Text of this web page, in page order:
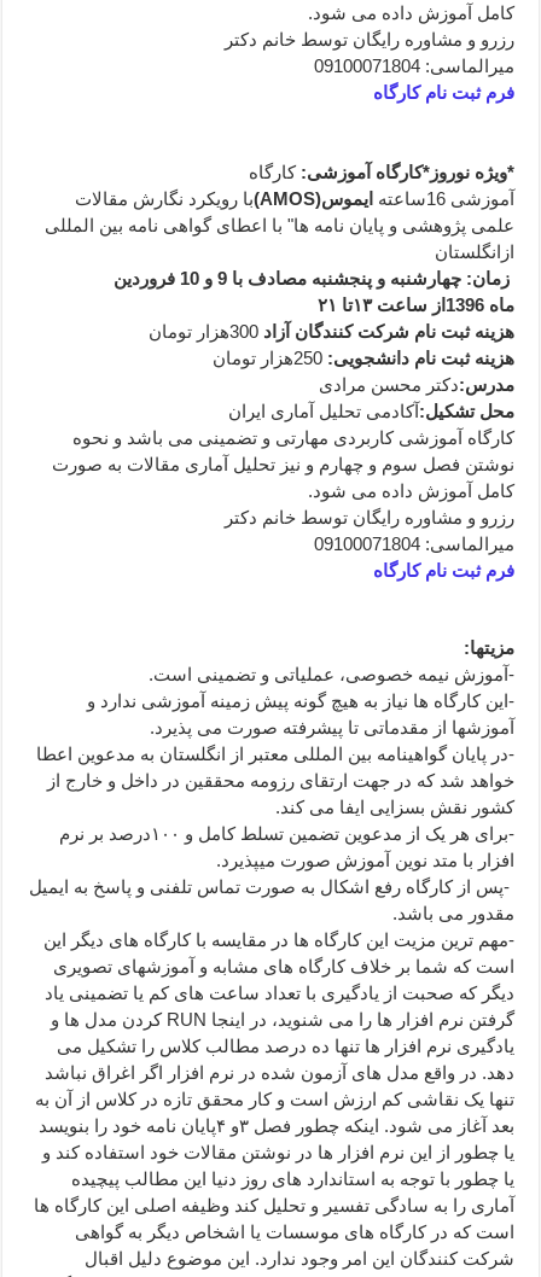
کامل آموزش داده می شود.
رزرو و مشاوره رایگان توسط خانم دکتر
میرالماسی: 09100071804
فرم ثبت نام کارگاه
*ویژه نوروز*کارگاه آموزشی: کارگاه
آموزشی 16ساعته
ایموس(AMOS)
با رویکرد نگارش مقالات
علمی پژوهشی و پایان نامه ها" با اعطای گواهی نامه بین المللی
ازانگلستان
زمان: چهارشنبه و پنجشنبه مصادف با
9 و 10 فروردین
ماه 1396 از ساعت۱۳تا ۲۱
هزینه ثبت نام شرکت کنندگان آزاد 300هزار تومان
هزینه ثبت نام دانشجویی: 250هزار تومان
مدرس:دکتر محسن مرادی
محل تشکیل:آکادمی تحلیل آماری ایران
کارگاه آموزشی کاربردی مهارتی و تضمینی می باشد و نحوه
نوشتن فصل سوم و چهارم و نیز تحلیل آماری مقالات به صورت
کامل آموزش داده می شود.
رزرو و مشاوره رایگان توسط خانم دکتر
میرالماسی: 09100071804
فرم ثبت نام کارگاه
مزیتها:
-آموزش نیمه خصوصی، عملیاتی و تضمینی است.
-این کارگاه ها نیاز به هیچ گونه پیش زمینه آموزشی ندارد و
آموزشها از مقدماتی تا پیشرفته صورت می پذیرد.
-در پایان گواهینامه بین المللی معتبر از انگلستان به مدعوین اعطا
خواهد شد که در جهت ارتقای رزومه محققین در داخل و خارج از
کشور نقش بسزایی ایفا می کند.
-برای هر یک از مدعوین تضمین تسلط کامل و ۱۰۰درصد بر نرم
افزار با متد نوین آموزش صورت میپذیرد.
-پس از کارگاه رفع اشکال به صورت تماس تلفنی و پاسخ به ایمیل
مقدور می باشد.
-مهم ترین مزیت این کارگاه ها در مقایسه با کارگاه های دیگر این
است که شما بر خلاف کارگاه های مشابه و آموزشهای تصویری
دیگر که صحبت از یادگیری با تعداد ساعت های کم یا تضمینی یاد
گرفتن نرم افزار ها را می شنوید، در اینجا RUN کردن مدل ها و
یادگیری نرم افزار ها تنها ده درصد مطالب کلاس را تشکیل می
دهد. در واقع مدل های آزمون شده در نرم افزار اگر اغراق نباشد
تنها یک نقاشی کم ارزش است و کار محقق تازه در کلاس از آن به
بعد آغاز می شود. اینکه چطور فصل ۳و ۴پایان نامه خود را بنویسد
یا چطور از این نرم افزار ها در نوشتن مقالات خود استفاده کند و
یا چطور با توجه به استاندارد های روز دنیا این مطالب پیچیده
آماری را به سادگی تفسیر و تحلیل کند وظیفه اصلی این کارگاه ها
است که در کارگاه های موسسات یا اشخاص دیگر به گواهی
شرکت کنندگان این امر وجود ندارد. این موضوع دلیل اقبال